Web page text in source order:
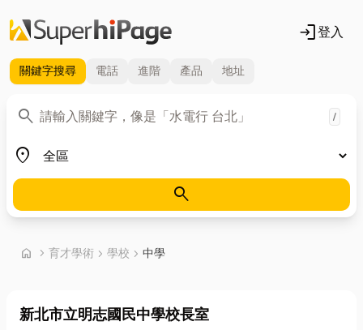
login登入
關鍵字搜尋 電話 進階 產品 地址
search
關鍵字 /
place
地區
search
home chevron_right 首頁
育才學術 chevron_right 學校 chevron_right 中學
新北市立明志國民中學校長室